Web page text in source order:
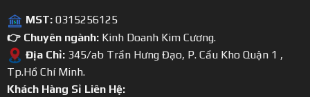
MST: 0315256125
👉 Chuyên ngành: Kinh Doanh Kim Cương.
Địa Chỉ:345/ab Trần Hưng Đạo, P. Cầu Kho Quận 1 ,
Tp.Hồ Chí Minh.
Khách Hàng Sỉ Liên Hệ: